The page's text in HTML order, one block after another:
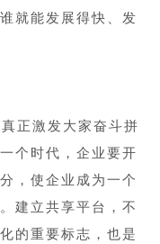
就能发展得快、发
正激发大家奋斗拼
个时代，企业要开
，使企业成为一个
建立共享平台，不
的重要标志，也是